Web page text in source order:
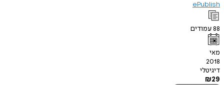
ePublish
88עמודים
מאי
2018
דיגיטלי
₪29